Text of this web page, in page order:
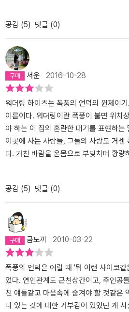
리고 나 자신이 그런 걸 경험했기 때문에
있단 말이야. 가령 지금 저 녀석이 무엇
다 알고 있지. 그건 단지 그가 앞으로 겪
지만 말이야. 그리고 자기가 빠져 있는 상
벗어나지 못할 테니까. (...)' - 360쪽 '(...)
않은 것이 뭐가 있겠어? 무엇 하나 그녀
이 있어야 말이지! 이 바닥을 내려다보기
돌마다 떠오른단 말이야! 흘러가는 구름
온 하늘에, 낮이면 눈에 띄는 온갖 것들
으로 둘러싸여 있단 말이야! 흔해 빠진 남
나 자신의 모습마저 그녀의 얼굴을 닮아
그녀가 전에 살아 있었다는 것과 내가 그
지키겠다는 무모한 노력, 나의 타락, 나
내 고뇌의 망령이었어. (...)' - 539, 540
장의 내용에 관한 부분은, 글이 너무 길
고 한다. * 해설에 빈정 상함 ㅋ 노처녀의
상에 나온 지 꼭 일 년 뒤인 1848년 12
은 생애를 끝맺은 그는 박복한 사람이었
얽매임을 싫어하는 굳건한 영혼의 소유
쪽(해설)이보세요, 해설(번역)자님?...
하도록 하자...
0대 초반에 죽었으니 그 나이때면 그럴
브론테가 더 오래오래 살고 결혼도 했으
만들어내지 않았을까 싶기도 하고.개인
마음 속에 사랑의 원형으로 들어서 있던
음. 안늉-(오글오글)
언덕 너머로 폭풍이 맹렬히 불어왔어요.
나웠고, 그 어느 쪽인지 집 모퉁이에 선
다란 가지 하나가 지붕에 떨어져서 동쪽
돌이며 검댕이 부엌 난로 속으로 와르르
것이 정녕 우리에 대한 심판일 거라는 생
1 베르디의 '레퀴엠(Requiem)을 연상시
서린이 에드거 린튼과 결혼할 것임을 엿
날의 모습을 묘사한것이다. 세입자 록우
바람소리를 회상해주던 가정부 엘렌의
간의 마음만큼, 변덕스런 날씨로 주제를
가 거센 복수극을 시작할 것임을 암시하
이란 얼마나 허황한 바람개비같이 변덕
소를 발견하여 내 운명에 감사한 나였건
워질 때까지 우울과 고독과의 싸움을 계
않을 수 없었던 것이다”p55 “ 저 방에
리프를 저렇게 천한 인간으로 만들지 않
필요도 없는거지. 그러나 지금 히스클리
지.그래서 내가 얼마나 그를 사랑하고 있
수가 없어”p133 황홀한 꿈을 꾸는듯 풍
있는 게 사랑이라지만, 사랑은 현실 속
을 깨닫게 된 건 아마도 서른을 넘어서면
엔 사랑을 저울질 하던 캐서린의 못된 모
현실과 이상사이에서의 갈등 이였음을
명해진 걸까? 생각해보니 이런 이름을
나 아서가 아닌 히스클리프. 다섯 글자의
빛 피부를 가진. 주워온 남자아이. 존 하
노우가 떠오르는데, 그 역시 주워온 아이
덕의 영향 아래 있다고 할 수도 있겠다.
서도. 인간의 파토스, 이성으로 되지 않
주 어린 시절부터 함께하던 히스클리프,
낸 어떤 내면, 그와 친구가 된 캐서린. 유
통하는, 유일하게 나를 이해해주는 사람
으킨 계략과 술수, 어린 시절 멸시를 되갚
떤 결핍을 끌어안고 산다. 작품 속에는 그
다. 결핍 없이 사는 사람. 결핍을 이해하
의 언덕이 더 좋다. 우리의 파토스. 차츰
을 수밖에 없는. 규범이라는 것은 어디까
은 어디일까.그 선 너머는 모른 척 해도
공감 (5) 댓글 (0)
서운 2016-10-28
워더링 하이츠는 폭풍의 언덕의 원제이
이름이다. 워더링이란 폭풍이 불면 위치
야 하는 이 집의 혼란한 대기를 표현하는
이곳에 사는 사람들, 그들의 사랑도 거센
다. 거친 바람을 온몸으로 부딪치며 황량
는 음산한 분위기 속에 이성이 통제하지
랑에 마음이 일렁이기도 했다. 그러나 30
에게 많이 다른 느낌으로 다가왔다. 폭
에밀레 브론테가 죽기 전에 발표한 유일
란 요크셔 지방의 워더링 하이츠를 배경
비극적인 사랑이야기를 그리고 있다. 거
곳에서 그들의 사랑은 무엇보다 격정적이
려지고 있다. 예전에 읽었을 때는 가혹
된 사랑을 보며, 히스클리프가 되고 싶기
싶기도 했다. 그런데, 사랑만이 세상의
정적인 모습은 여전히 아름답지만, 그 이
공감 (5) 댓글 (0)
금도끼 2010-03-22
폭풍의 언덕은 어릴 때 '뭐 이런 사이코
었다. 연인관계도 근친상간이고, 주인공
친 얘들같고 마음속에 숨겨야 할 것같은
나 있는 것에 대한 거부감이 있었던 게